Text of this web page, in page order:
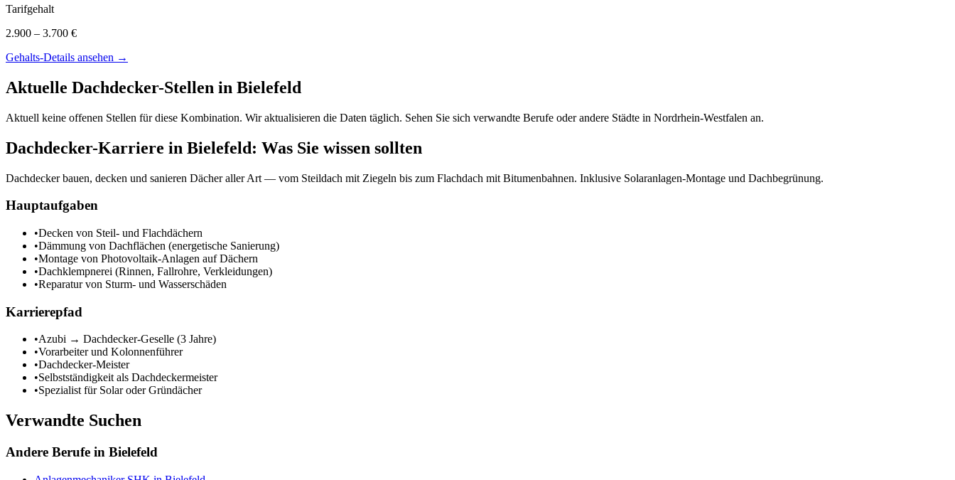
Tarifgehalt
2.900 – 3.700 €
Gehalts-Details ansehen →
Aktuelle Dachdecker-Stellen in Bielefeld
Aktuell keine offenen Stellen für diese Kombination. Wir aktualisieren die Daten täglich. Sehen Sie sich verwandte Berufe oder andere Städte in Nordrhein-Westfalen an.
Dachdecker-Karriere in Bielefeld: Was Sie wissen sollten
Dachdecker bauen, decken und sanieren Dächer aller Art — vom Steildach mit Ziegeln bis zum Flachdach mit Bitumenbahnen. Inklusive Solaranlagen-Montage und Dachbegrünung.
Hauptaufgaben
•Decken von Steil- und Flachdächern
•Dämmung von Dachflächen (energetische Sanierung)
•Montage von Photovoltaik-Anlagen auf Dächern
•Dachklempnerei (Rinnen, Fallrohre, Verkleidungen)
•Reparatur von Sturm- und Wasserschäden
Karrierepfad
•Azubi → Dachdecker-Geselle (3 Jahre)
•Vorarbeiter und Kolonnenführer
•Dachdecker-Meister
•Selbstständigkeit als Dachdeckermeister
•Spezialist für Solar oder Gründächer
Verwandte Suchen
Andere Berufe in Bielefeld